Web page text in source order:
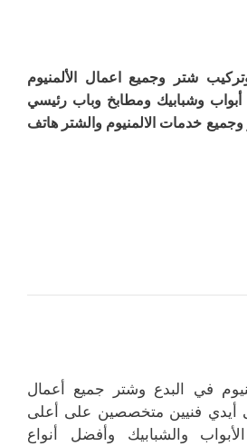
شتر وجميع اعمال الألمنيوم
وشبابيك ومطابخ وباب رئيسي
خدمات الالمنيوم والشتر هاتف
في البدع وشتر جميع أعمال
أيدي فنيين متخصصين على أعلى
والشبابيك وأفضل أنواع